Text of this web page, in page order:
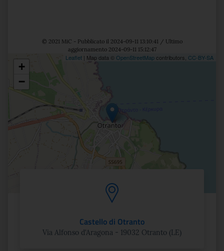
© 2021 MiC - Pubblicato il 2024-09-11 13:10:41 / Ultimo
aggiornamento 2024-09-11 15:12:47
Posizione
+
−
Leaflet | Map data © OpenStreetMap contributors, CC-BY-SA
Castello di Otranto
Via Alfonso d'Aragona - 19032 Otranto (LE)